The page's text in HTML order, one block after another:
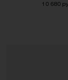
10 680